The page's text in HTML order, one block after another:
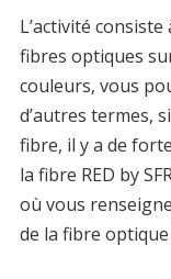
L’activité
fibres optiques
couleurs, vous
d’autres termes,
fibre, il y a de
la fibre RED by
où vous
de la fibre optique